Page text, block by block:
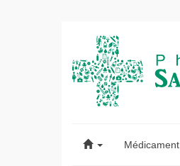
Saint-Médicament